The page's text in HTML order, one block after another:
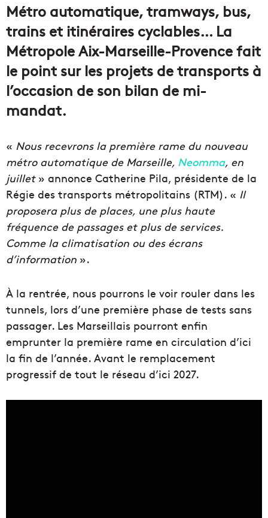
Métro automatique, tramways, bus,
trains et itinéraires cyclables… La
Métropole Aix-Marseille-Provence fait
le point sur les projets de transports à
l’occasion de son bilan de mi-
mandat.
« Nous recevrons la première rame du nouveau
métro automatique de Marseille, Neomma, en
juillet» annonce Catherine Pila, présidente de la
Régie des transports métropolitains (RTM). « Il
proposera plus de places, une plus haute
fréquence de passages et plus de services.
Comme la climatisation ou des écrans
d’information ».
À la rentrée, nous pourrons le voir rouler dans les
tunnels, lors d’une première phase de tests sans
passager. Les Marseillais pourront enfin
emprunter la première rame en circulation d’ici
la fin de l’année. Avant le remplacement
progressif de tout le réseau d’ici 2027.